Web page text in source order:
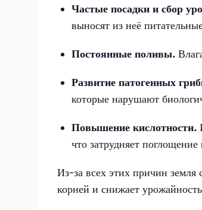
Частые посадки и сбор
выносят из неё
Постоянные поливы.
Развитие патогенных
которые нарушают
Повышение кислотности.
что затрудняет
Из-за всех этих причин
корней и снижает